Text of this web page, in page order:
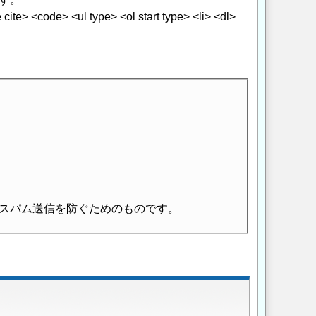
<code> <ul type> <ol start type> <li> <dl>
ム送信を防ぐためのものです。